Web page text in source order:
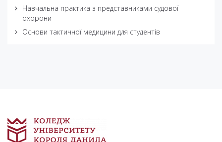
Навчальна практика з представниками судової
охорони
Основи тактичної медицини для студентів